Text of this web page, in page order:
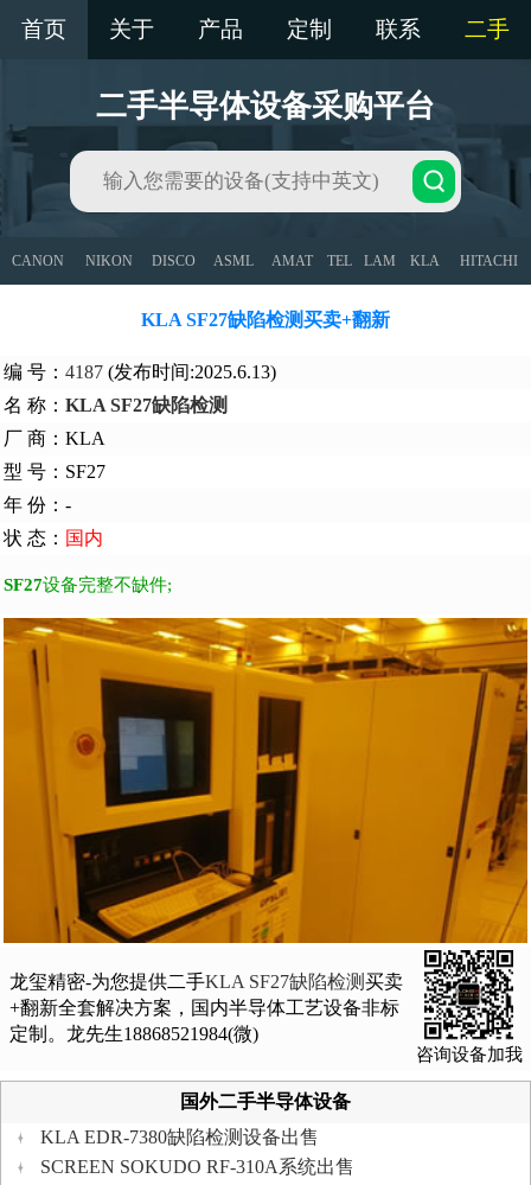
首页 关于 产品 定制 联系 二手
二手半导体设备采购平台
CANON NIKON DISCO ASML AMAT TEL LAM KLA HITACHI
KLA SF27缺陷检测买卖+翻新
编 号： 4187 (发布时间:2025.6.13)
名 称： KLA SF27缺陷检测
厂 商：KLA
型 号：SF27
年 份：-
状 态： 国内
SF27设备完整不缺件;
龙玺精密-为您提供二手KLA SF27缺陷检测买卖
+翻新全套解决方案，国内半导体工艺设备非标
定制。龙先生18868521984(微)
咨询设备加我
国外二手半导体设备
KLA EDR-7380缺陷检测设备出售
SCREEN SOKUDO RF-310A系统出售